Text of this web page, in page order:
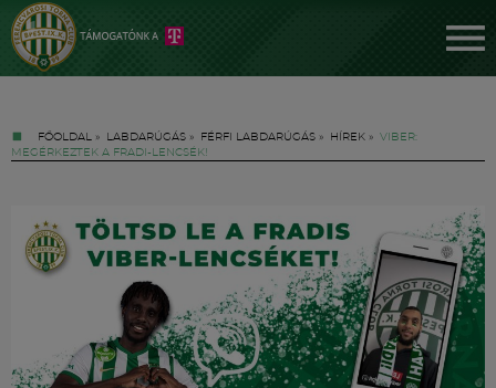
FŐOLDAL » LABDARÚGÁS » FÉRFI LABDARÚGÁS » HÍREK » VIBER:
MEGÉRKEZTEK A FRADI-LENCSÉK!
FM YouTube +